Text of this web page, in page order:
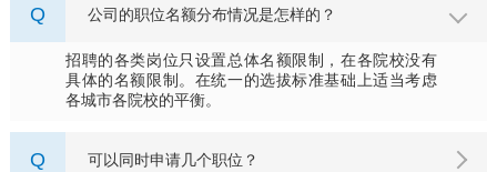
Q 公司的职位名额分布情况是怎样的？
招聘的各类岗位只设置总体名额限制，在各院校没有
具体的名额限制。在统一的选拔标准基础上适当考虑
各城市各院校的平衡。
Q 可以同时申请几个职位？